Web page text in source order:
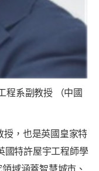
程系副教授 （中國
授，也是英國皇家特
國特許屋宇工程師學
域涵蓋智慧城市、